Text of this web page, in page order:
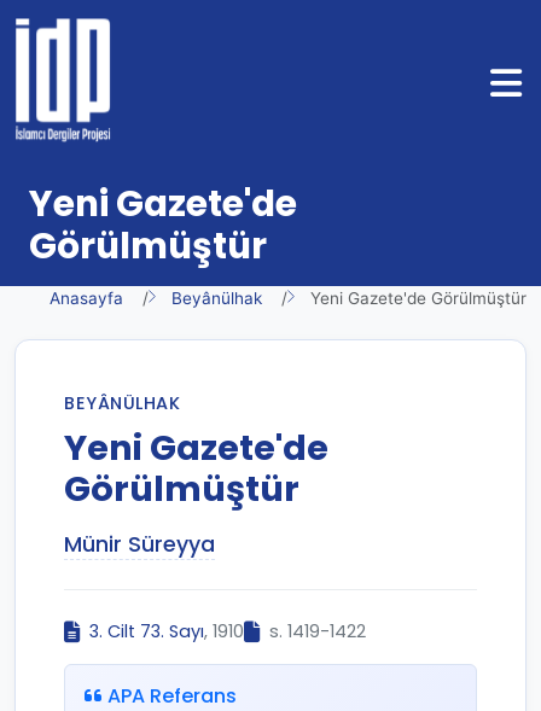
Yeni Gazete'de
Görülmüştür
Anasayfa Beyânülhak Yeni Gazete'de Görülmüştür
BEYÂNÜLHAK
Yeni Gazete'de
Görülmüştür
Münir Süreyya
3. Cilt 73. Sayı, 1910 s. 1419-1422
APA Referans